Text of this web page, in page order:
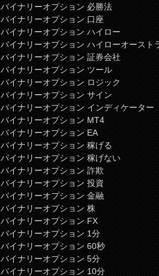
バイナリーオプション 必勝法
バイナリーオプション 口座
バイナリーオプション ハイロー
バイナリーオプション ハイローオースト
バイナリーオプション 証券会社
バイナリーオプション ツール
バイナリーオプション ロジック
バイナリーオプション サイン
バイナリーオプション インディケーター
バイナリーオプション MT4
バイナリーオプション EA
バイナリーオプション 稼げる
バイナリーオプション 稼げない
バイナリーオプション 詐欺
バイナリーオプション 投資
バイナリーオプション 金融
バイナリーオプション 株
バイナリーオプション FX
バイナリーオプション 1分
バイナリーオプション 60秒
バイナリーオプション 5分
バイナリーオプション 10分